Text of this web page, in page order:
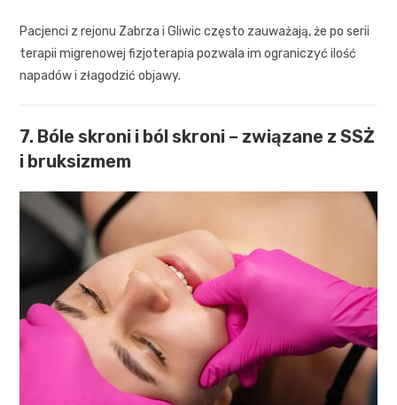
Pacjenci z rejonu Zabrza i Gliwic często zauważają, że po serii
terapii migrenowej fizjoterapia pozwala im ograniczyć ilość
napadów i złagodzić objawy.
7. Bóle skroni i ból skroni – związane z SSŻ
i bruksizmem